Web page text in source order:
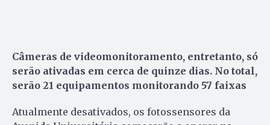
Câmeras de videomonitoramento, entretanto, só
serão ativadas em cerca de quinze dias. No total,
serão 21 equipamentos monitorando 57 faixas
Atualmente desativados, os fotossensores da